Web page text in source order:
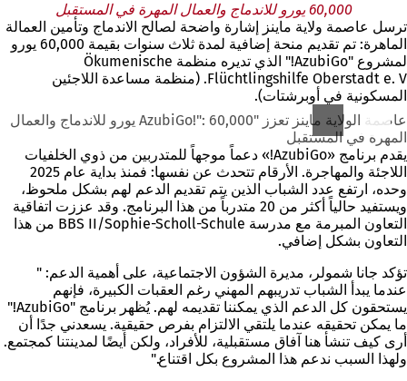
60,000 يورو للاندماج والعمال المهرة في المستقبل
ترسل عاصمة ولاية ماينز إشارة واضحة لصالح الاندماج وتأمين العمالة
الماهرة: تم تقديم منحة إضافية لمدة ثلاث سنوات بقيمة 60,000 يورو
لمشروع "AzubiGo!" الذي تديره منظمة Ökumenische
Flüchtlingshilfe Oberstadt e. V. (منظمة مساعدة اللاجئين
المسكونية في أوبرشتات).
عاصمة الولاية ماينز تعزز "AzubiGo!": 60,000 يورو للاندماج والعمال
المهرة في المستقبل
يقدم برنامج «AzubiGo!» دعماً موجهاً للمتدربين من ذوي الخلفيات
اللاجئة والمهاجرة. الأرقام تتحدث عن نفسها: فمنذ بداية عام 2025
وحده، ارتفع عدد الشباب الذين يتم تقديم الدعم لهم بشكل ملحوظ،
ويستفيد حالياً أكثر من 20 متدرباً من هذا البرنامج. وقد عززت اتفاقية
التعاون المبرمة مع مدرسة BBS II/Sophie-Scholl-Schule من هذا
التعاون بشكل إضافي.
تؤكد جانا شمولر، مديرة الشؤون الاجتماعية، على أهمية الدعم: "
عندما يبدأ الشباب تدريبهم المهني رغم العقبات الكبيرة، فإنهم
يستحقون كل الدعم الذي يمكننا تقديمه لهم. يُظهر برنامج "AzubiGo!"
ما يمكن تحقيقه عندما يلتقي الالتزام بفرص حقيقية. يسعدني جدًا أن
أرى كيف تنشأ هنا آفاق مستقبلية، للأفراد، ولكن أيضًا لمدينتنا كمجتمع.
ولهذا السبب ندعم هذا المشروع بكل اقتناع."